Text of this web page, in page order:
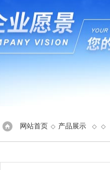
网站首页 ◇ 产品展示 ◇ ◇